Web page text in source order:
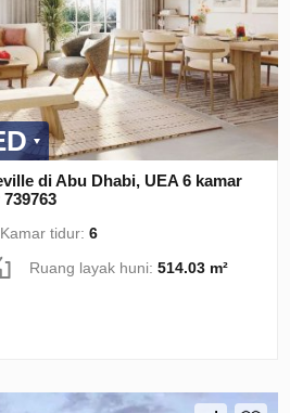
di Abu Dhabi, UEA 6 kamar
Kamar tidur:6
Ruang layak huni:514.03 m²